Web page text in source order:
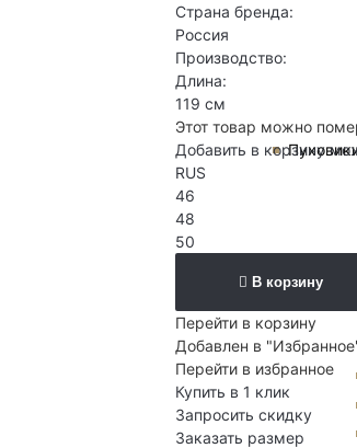
Страна бренда:
Россия
Производство:
Длина:
119 см
Этот товар можно
Добавить в корзину
RUS
46
48
50
В корзину
Перейти в корзину
Добавлен в
Перейти в избранное
Купить в 1 клик
Запросить скидку
Заказать размер